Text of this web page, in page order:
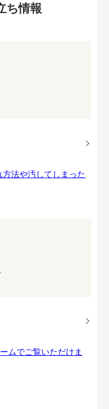
ち情報
法や汚してしまった
ムでご覧いただけま